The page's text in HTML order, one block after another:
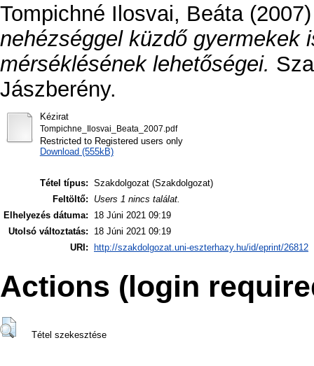
Tompichné Ilosvai, Beáta
nehézséggel küzdő gyermekek
mérséklésének lehetőségei.
Jászberény.
Kézirat
Tompichne_Ilosvai_Beata_2007.pdf
Restricted to Registered users only
Download (555kB)
Tétel típus: Szakdolgozat (Szakdolgozat)
Feltöltő:
Users 1 nincs találat.
Elhelyezés dátuma:
18 Júni 2021 09:19
Utolsó változtatás:
18 Júni 2021 09:19
URI:
http://szakdolgozat.uni-eszterhazy.hu/id/eprint/26812
Actions (login
Tétel szekesztése